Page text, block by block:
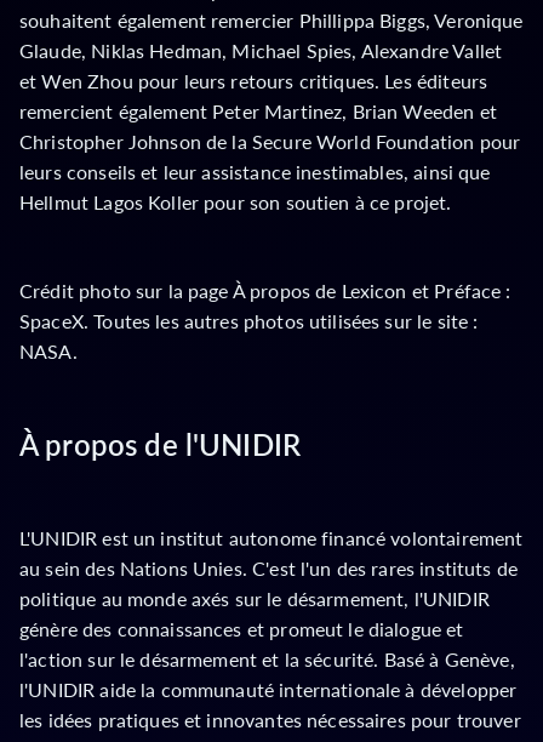
souhaitent également remercier Phillippa Biggs, Veronique
Glaude, Niklas Hedman, Michael Spies, Alexandre Vallet
et Wen Zhou pour leurs retours critiques. Les éditeurs
remercient également Peter Martinez, Brian Weeden et
Christopher Johnson de la Secure World Foundation pour
leurs conseils et leur assistance inestimables, ainsi que
Hellmut Lagos Koller pour son soutien à ce projet.
Crédit photo sur la page À propos de Lexicon et Préface :
SpaceX. Toutes les autres photos utilisées sur le site :
NASA.
À propos de l'UNIDIR
L'UNIDIR est un institut autonome financé volontairement
au sein des Nations Unies. C'est l'un des rares instituts de
politique au monde axés sur le désarmement, l'UNIDIR
génère des connaissances et promeut le dialogue et
l'action sur le désarmement et la sécurité. Basé à Genève,
l'UNIDIR aide la communauté internationale à développer
les idées pratiques et innovantes nécessaires pour trouver